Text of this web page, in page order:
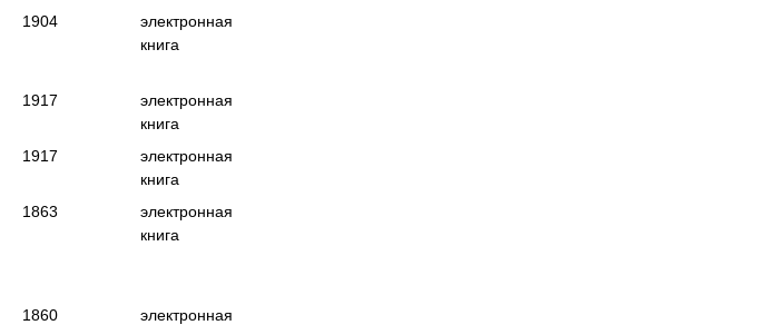
1904
электронная
книга
1917
электронная
книга
1917
электронная
книга
1863
электронная
книга
1860
электронная